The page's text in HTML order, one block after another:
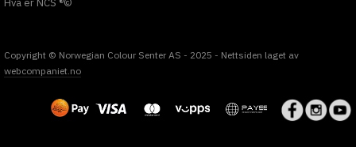
Hva er NCS ®©
Copyright © Norwegian Colour Senter AS - 2025 - Nettsiden laget av
webcompaniet.no